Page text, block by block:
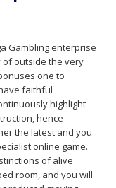
Gambling enterprise
of outside the very
one to
faithful
highlight
hence
the latest and you
online game.
of alive
room, and you will